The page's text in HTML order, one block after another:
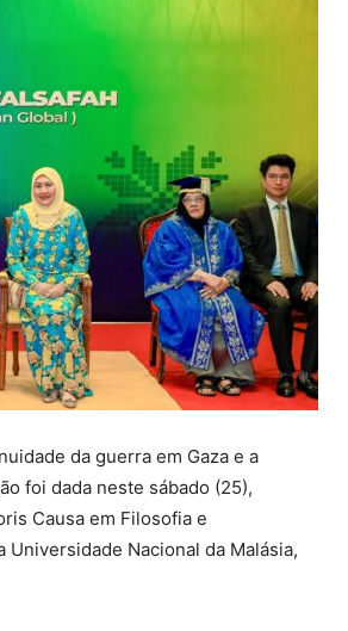
da guerra em Gaza e a
foi dada neste sábado (25),
Causa em Filosofia e
Nacional da Malásia,